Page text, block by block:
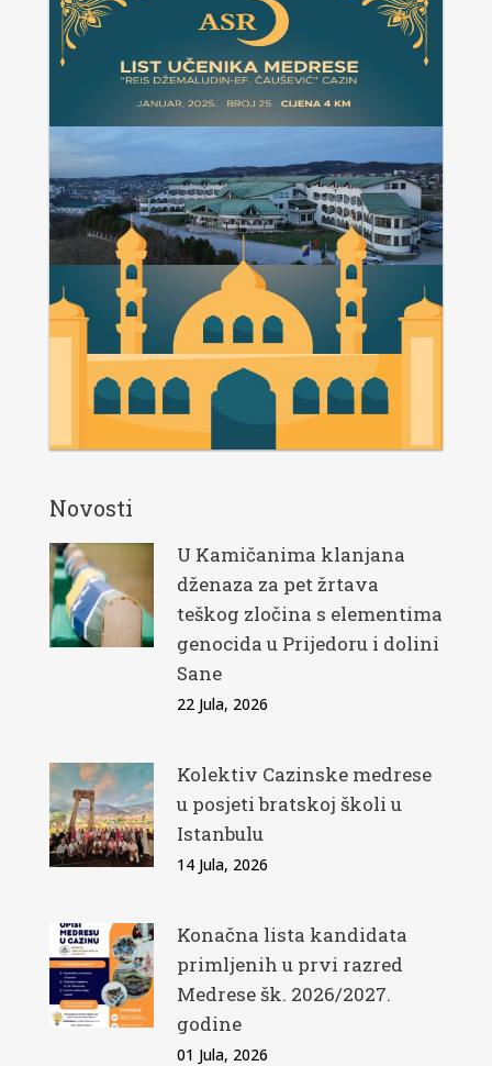
Novosti
U Kamičanima klanjana
dženaza za pet žrtava
teškog zločina s elementima
genocida u Prijedoru i dolini
Sane
22 Jula, 2026
Kolektiv Cazinske medrese
u posjeti bratskoj školi u
Istanbulu
14 Jula, 2026
Konačna lista kandidata
primljenih u prvi razred
Medrese šk. 2026/2027.
godine
01 Jula, 2026